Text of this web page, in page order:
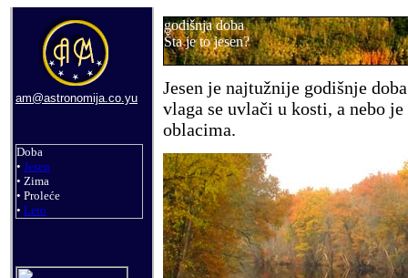
am@astronomija.co.yu
Doba
• Jesen
• Zima
• Proleće
• Leto
godišnja doba
Šta je tojesen?
Jesen je najtužnije godišnje doba
vlaga se uvlači u kosti, a nebo
oblacima.